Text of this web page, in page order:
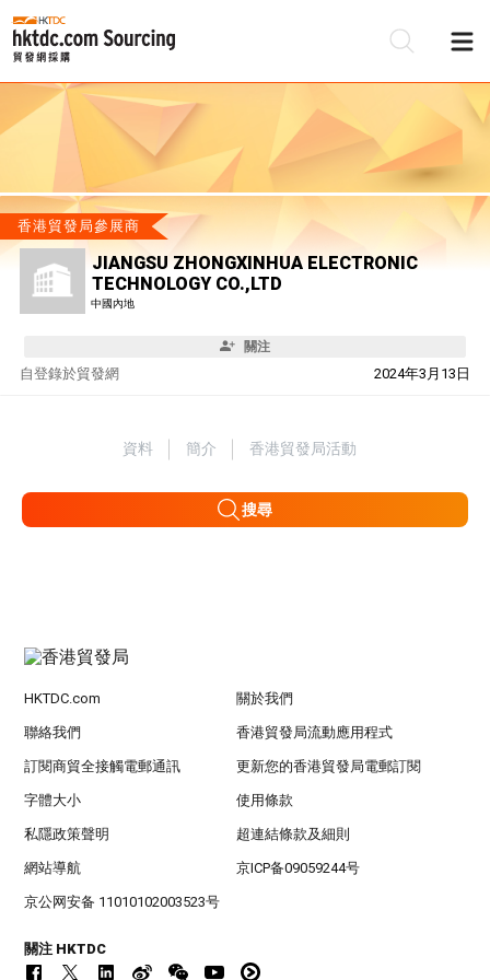
香港貿發局參展商
JIANGSU ZHONGXINHUA ELECTRONIC
TECHNOLOGY CO.,LTD
中國內地
關注
自 2024年3月13日
登錄於貿發網
資料 簡介 香港貿發局活動
搜尋
HKTDC.com 關於我們
聯絡我們 香港貿發局流動應用程式
訂閱商貿全接觸電郵通訊 更新您的香港貿發局電郵訂閱
字體大小 使用條款
私隱政策聲明 超連結條款及細則
網站導航 京ICP备09059244号
京公网安备 11010102003523号
關注 HKTDC